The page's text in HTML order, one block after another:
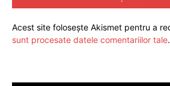
Acest site folosește Akismet pentru a
sunt procesate datele comentariilor tale.